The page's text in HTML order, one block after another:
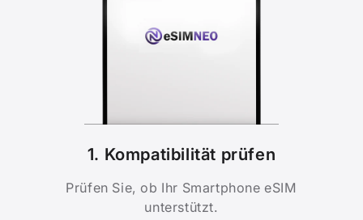
1. Kompatibilität prüfen
Prüfen Sie, ob Ihr Smartphone eSIM
unterstützt.